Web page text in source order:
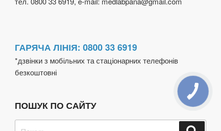
ГАРЯЧА ЛІНІЯ: 0800 33 6919
*дзвінки з мобільних та стаціонарних телефонів
безкоштовні
ПОШУК ПО САЙТУ